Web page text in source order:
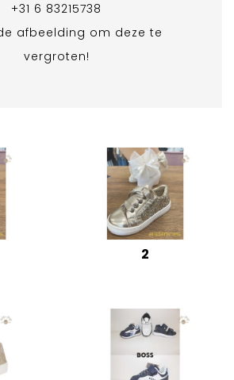
+31 6 83215738
afbeelding om deze te
vergroten!
2